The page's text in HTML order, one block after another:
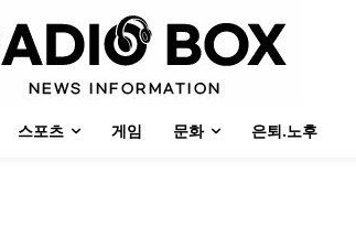
스포츠 게임 문화 은퇴.노후